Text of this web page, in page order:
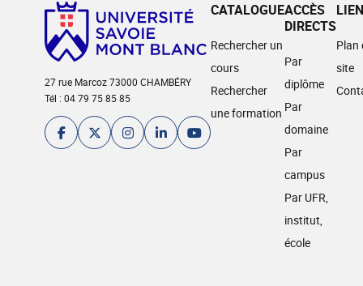
27 rue Marcoz 73000 CHAMBÉRY
Tél : 04 79 75 85 85
CATALOGUE
Rechercher un
cours
Rechercher
une formation
ACCÈS
DIRECTS
Par
diplôme
Par
domaine
Par
campus
Par UFR,
institut,
école
Plan
site